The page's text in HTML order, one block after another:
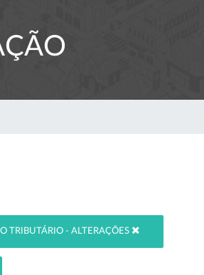
TRIBUTÁRIO - ALTERAÇÕES